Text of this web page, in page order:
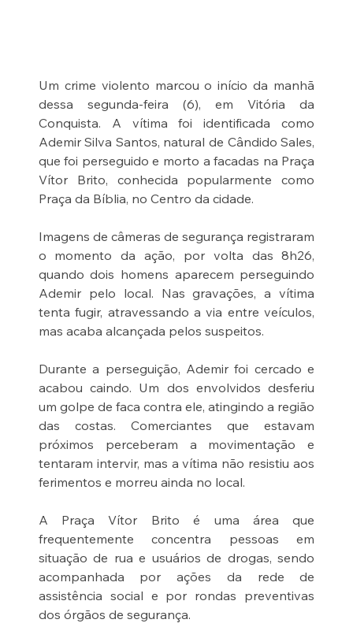
Um crime violento marcou o início da manhã
dessa segunda-feira (6), em Vitória da
Conquista. A vítima foi identificada como
Ademir Silva Santos, natural de Cândido Sales,
que foi perseguido e morto a facadas na Praça
Vítor Brito, conhecida popularmente como
Praça da Bíblia, no Centro da cidade.
Imagens de câmeras de segurança registraram
o momento da ação, por volta das 8h26,
quando dois homens aparecem perseguindo
Ademir pelo local. Nas gravações, a vítima
tenta fugir, atravessando a via entre veículos,
mas acaba alcançada pelos suspeitos.
Durante a perseguição, Ademir foi cercado e
acabou caindo. Um dos envolvidos desferiu
um golpe de faca contra ele, atingindo a região
das costas. Comerciantes que estavam
próximos perceberam a movimentação e
tentaram intervir, mas a vítima não resistiu aos
ferimentos e morreu ainda no local.
A Praça Vítor Brito é uma área que
frequentemente concentra pessoas em
situação de rua e usuários de drogas, sendo
acompanhada por ações da rede de
assistência social e por rondas preventivas
dos órgãos de segurança.